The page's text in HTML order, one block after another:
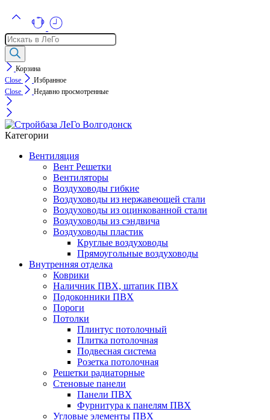
Поиск
товаров
Корзина
Close
Избранное
Close
Недавно просмотренные
Категории
Вентиляция
Вент Решетки
Вентиляторы
Воздуховоды гибкие
Воздуховоды из нержавеющей стали
Воздуховоды из оцинкованной стали
Воздуховоды из сэндвича
Воздуховоды пластик
Круглые воздуховоды
Прямоугольные воздуховоды
Внутренняя отделка
Коврики
Наличник ПВХ, штапик ПВХ
Подоконники ПВХ
Пороги
Потолки
Плинтус потолочный
Плитка потолочная
Подвесная система
Розетка потолочная
Решетки радиаторные
Стеновые панели
Панели ПВХ
Фурнитура к панелям ПВХ
Угловые элементы ПВХ